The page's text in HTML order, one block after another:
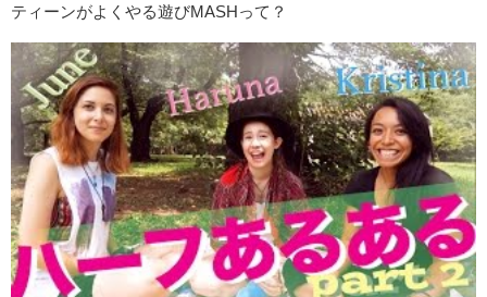
ティーンがよくやる遊びMASHって？